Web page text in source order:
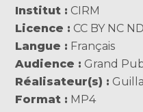
Institut
CIRM
Licence
CC BY NC ND
Langue
Français
Audience
Grand
Réalisateur(s)
Format
MP4